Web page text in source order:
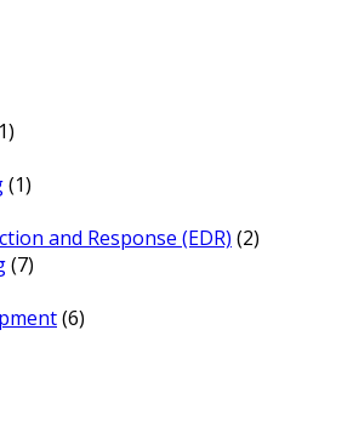
(1)
and Response (EDR) (2)
(7)
(6)